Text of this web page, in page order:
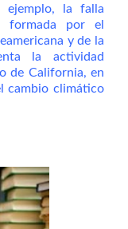
ejemplo, la falla
formada por el
y de la
la actividad
de California, en
cambio climático